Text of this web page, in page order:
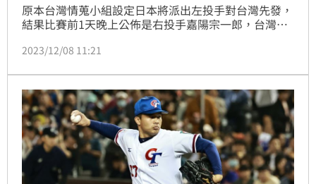
原本台灣情蒐小組設定日本將派出左投手對台灣先發，
結果比賽前1天晚上公佈是右投手嘉陽宗一郎，台灣隊
亞錦賽前3場還沒有出賽過，也只能從他前1次在亞運面
「的確跟我們預期的不一樣，大家可能有點綁手綁腳，
這個投手本來就是很不錯的投手，他的球出手的時候，
看起來進壘的角度好像要往下掉，卻沒有掉下來。」
2023/12/08 11:21